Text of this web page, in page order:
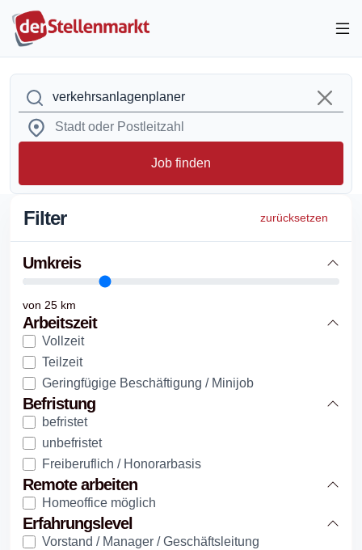
Job finden
Filter zurücksetzen
Umkreis
von 25 km
Arbeitszeit
Vollzeit
Teilzeit
Geringfügige Beschäftigung / Minijob
Befristung
befristet
unbefristet
Freiberuflich / Honorarbasis
Remote arbeiten
Homeoffice möglich
Erfahrungslevel
Vorstand / Manager / Geschäftsleitung